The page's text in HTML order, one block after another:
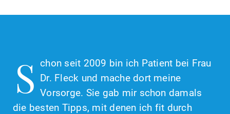
S chon seit 2009 bin ich Patient bei Frau
Dr. Fleck und mache dort meine
Vorsorge. Sie gab mir schon damals
die besten Tipps, mit denen ich fit durch